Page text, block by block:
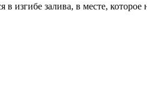
изгибе залива, в месте, которое